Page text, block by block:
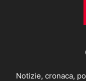
Notizie, cronaca,